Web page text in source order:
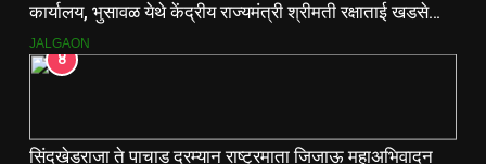
कार्यालय, भुसावळ येथे केंद्रीय राज्यमंत्री श्रीमती रक्षाताई खडसे
यांनी आढावा बैठक घेतली…
JALGAON
8
सिंदखेडराजा ते पाचाड दरम्यान राष्ट्रमाता जिजाऊ महाअभिवादन